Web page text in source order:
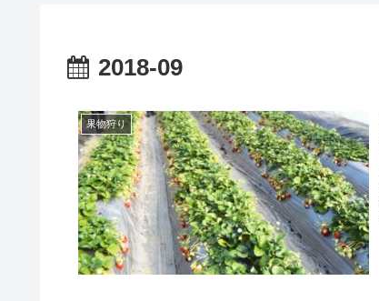
2018-09
果物狩り